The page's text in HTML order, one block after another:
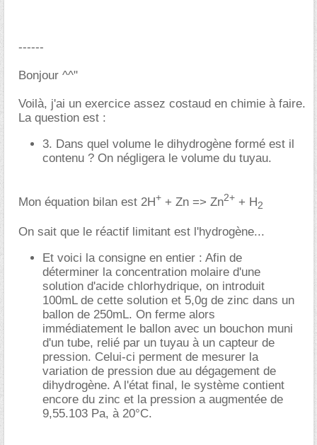
------
Bonjour ^^"
Voilà, j'ai un exercice assez costaud en chimie à faire.
La question est :
3. Dans quel volume le dihydrogène formé est il
contenu ? On négligera le volume du tuyau.
Mon équation bilan est 2H+ + Zn => Zn2+ + H2
On sait que le réactif limitant est l'hydrogène...
Et voici la consigne en entier : Afin de
déterminer la concentration molaire d'une
solution d'acide chlorhydrique, on introduit
100mL de cette solution et 5,0g de zinc dans un
ballon de 250mL. On ferme alors
immédiatement le ballon avec un bouchon muni
d'un tube, relié par un tuyau à un capteur de
pression. Celui-ci perment de mesurer la
variation de pression due au dégagement de
dihydrogène. A l'état final, le système contient
encore du zinc et la pression a augmentée de
9,55.103 Pa, à 20°C.